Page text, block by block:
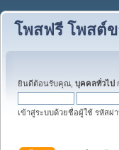
โพสฟรี โพสต์
ยินดีต้อนรับคุณ, บุคคลทั่วไป
เข้าสู่ระบบด้วยชื่อผู้ใช้ รหัสผ่